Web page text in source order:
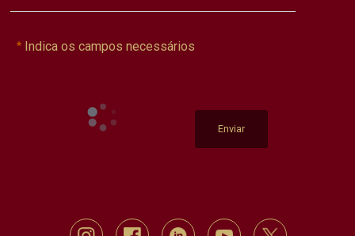
Indica os campos necessários
Enviar